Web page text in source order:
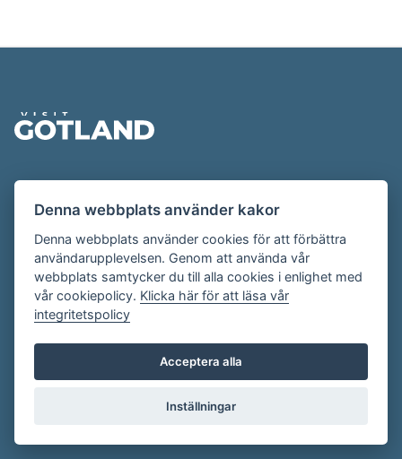
Evenemangskalendern presenteras av
Destination Gotland påvisitgotland.se.
Har du frågor om evenemangskalendern? Mejla oss på
evenemang@visitgotland.se.
Cookies
Villkor
Skapa konto
Denna webbplats använder kakor
Denna webbplats använder cookies för att förbättra
användarupplevelsen. Genom att använda vår
webbplats samtycker du till alla cookies i enlighet med
vår cookiepolicy. Klicka här för att läsa vår
integritetspolicy
Acceptera alla
Inställningar